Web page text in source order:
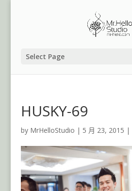
Select Page
HUSKY-69
by MrHelloStudio | 5 月 23, 2015 |